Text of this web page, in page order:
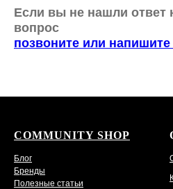
Если вы не нашли ответ
вопрос
позвоните или
COMMUNITY SHOP
Блог
Бренды
Полезные статьи